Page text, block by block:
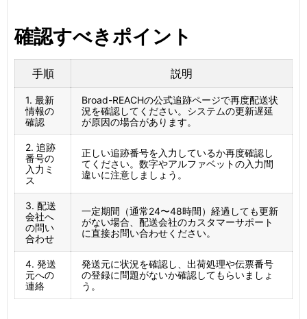
確認すべきポイント
手順 説明
1. 最新
情報の
確認
Broad-REACHの公式追跡ページで再度配送状
況を確認してください。システムの更新遅延
が原因の場合があります。
2. 追跡
番号の
入力ミ
ス
正しい追跡番号を入力しているか再度確認し
てください。数字やアルファベットの入力間
違いに注意しましょう。
3. 配送
会社へ
の問い
合わせ
一定期間（通常24〜48時間）経過しても更新
がない場合、配送会社のカスタマーサポート
に直接お問い合わせください。
4. 発送
元への
連絡
発送元に状況を確認し、出荷処理や伝票番号
の登録に問題がないか確認してもらいましょ
う。